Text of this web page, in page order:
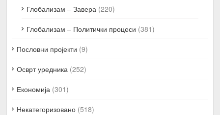
Глобализам – Завера (220)
Глобализам – Политички процеси (381)
Пословни пројекти (9)
Осврт уредника (252)
Економија (301)
Некатегоризовано (518)